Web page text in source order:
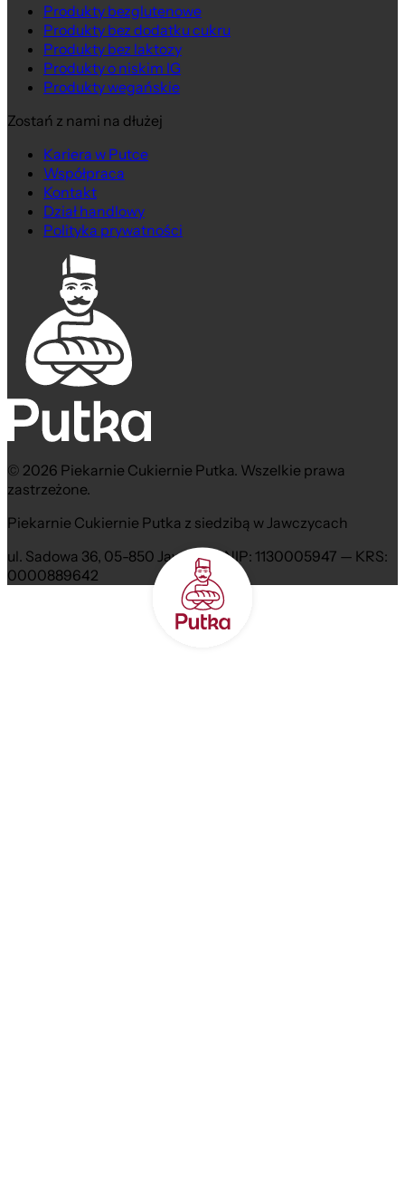
Produkty bezglutenowe
Produkty bez dodatku cukru
Produkty bez laktozy
Produkty o niskim IG
Produkty wegańskie
Zostań z nami na dłużej
Kariera w Putce
Współpraca
Kontakt
Dział handlowy
Polityka prywatności
© 2026 Piekarnie Cukiernie Putka. Wszelkie prawa
zastrzeżone.
Piekarnie Cukiernie Putka z siedzibą w Jawczycach
ul. Sadowa 36, 05-850 Jawczyce NIP: 1130005947 — KRS:
0000889642